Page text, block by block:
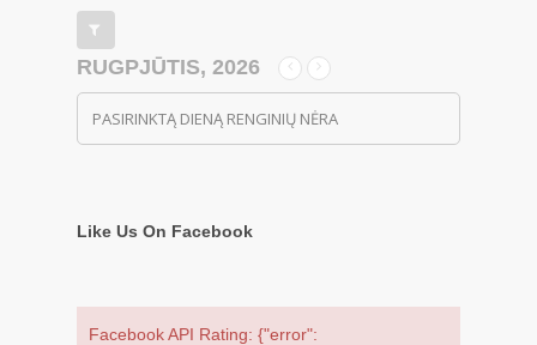
RUGPJŪTIS, 2026
PASIRINKTĄ DIENĄ RENGINIŲ NĖRA
Like Us On Facebook
Facebook API Rating: {"error":